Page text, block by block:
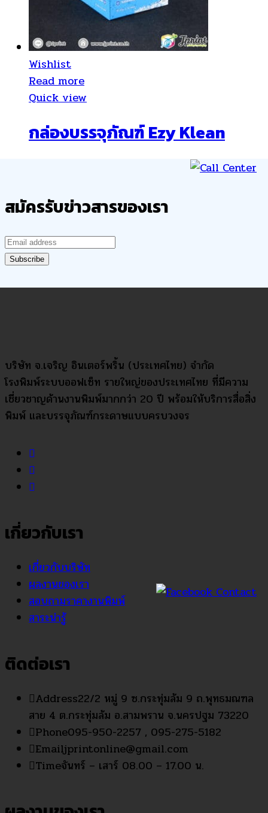
Wishlist
Read more
Quick view
กล่องบรรจุภัณฑ์ Ezy Klean
สมัครรับข่าวสารของเรา
บริษัท จ.เจริญ อินเตอร์พริ้น (ประเทศไทย) จำกัด
โรงพิมพ์ระบบออฟเซ็ท รายใหญ่ของประเทศไทย ที่มีความ
เชี่ยวชาญด้านงานพิมพ์มากกว่า 20 ปี พร้อมให้บริการสื่อสิ่ง
พิมพ์ และบรรจุภัณฑ์กระดาษแบบครบวงจร
เกี่ยวกับเรา
เกี่ยวกับบริษัท
ผลงานของเรา
สอบถามราคางานพิมพ์
สาระน่ารู้
ติดต่อเรา
Address22/2 หมู่ 9 ซ.กระทุ่มล้ม 9 ถ.พุทธมณฑล
สาย 4 ต.กระทุ่มล้ม อ.สามพราน จ.นครปฐม 73220
Phone095-950-2257 , 095-275-5182
Emailjprintonline@gmail.com
Timeจันทร์ – เสาร์ 08.00 – 17.00 น.